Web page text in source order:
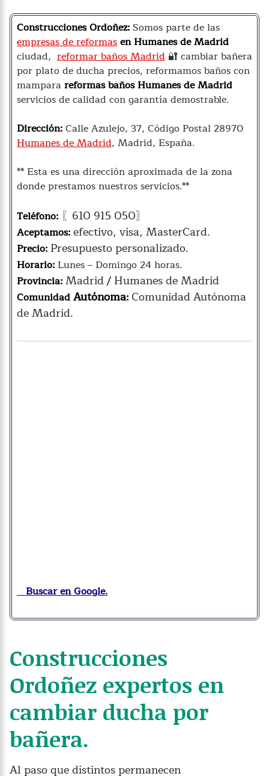
Construcciones Ordoñez:Somos parte de las
empresas de reformasen Humanes de Madrid
ciudad, reformar baños Madrid 🔐 cambiar bañera
por plato de ducha precios, reformamos baños con
mamparareformas baños Humanes de Madrid
servicios de calidad con garantía demostrable.
Dirección:Calle Azulejo, 37, Código Postal 28970
Humanes de Madrid, Madrid, España.
** Esta es una dirección aproximada de la zona
donde prestamos nuestros servicios.**
Teléfono: 〖610 915 050〗
Aceptamos:efectivo, visa, MasterCard.
Precio: Presupuesto personalizado.
Horario: Lunes – Domingo 24 horas.
Provincia:Madrid / Humanes de Madrid
ComunidadAutónoma:Comunidad Autónoma
de Madrid.
Buscar en Google.
Construcciones
Ordoñez expertos en
cambiar ducha por
bañera.
Al paso que distintos permanecen